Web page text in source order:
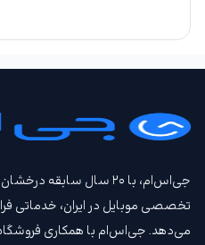
جی‌اس‌ام، با ۲۰ سال سابقه
تخصصی موبایل در ایران، خدماتی
می‌دهد. جی‌اس‌ام با همکاری